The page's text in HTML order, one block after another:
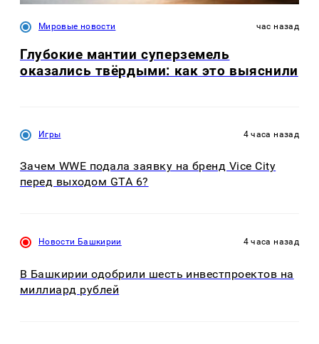
Мировые новости час назад
Глубокие мантии суперземель
оказались твёрдыми: как это выяснили
Игры 4 часа назад
Зачем WWE подала заявку на бренд Vice City
перед выходом GTA 6?
Новости Башкирии 4 часа назад
В Башкирии одобрили шесть инвестпроектов на
миллиард рублей